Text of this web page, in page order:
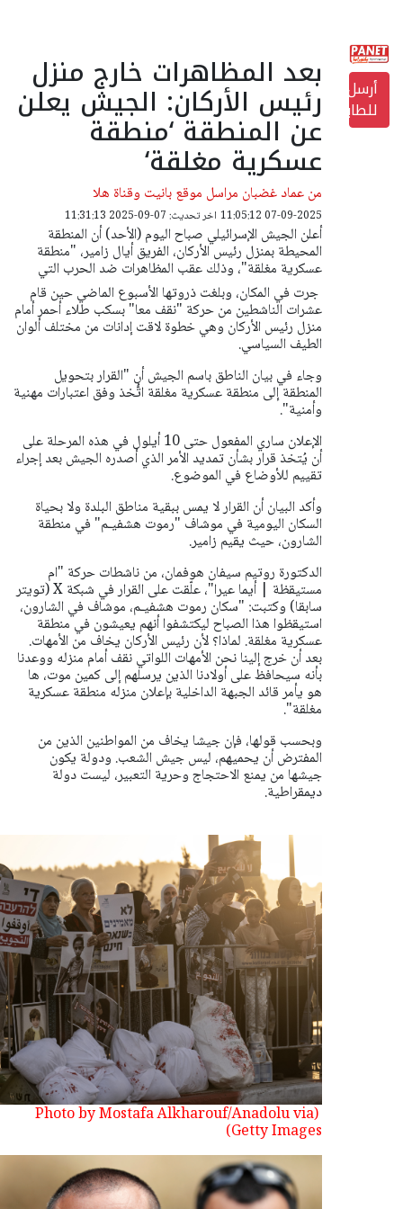
أرسل
للطابعة
بعد المظاهرات خارج منزل
رئيس الأركان: الجيش يعلن
عن المنطقة ‘منطقة
عسكرية مغلقة‘
من عماد غضبان مراسل موقع بانيت وقناة هلا
07-09-2025 11:05:12 اخر تحديث: 07-09-2025 11:31:13
أعلن الجيش الإسرائيلي صباح اليوم (الأحد) أن المنطقة
المحيطة بمنزل رئيس الأركان، الفريق أيال زامير، "منطقة
عسكرية مغلقة"، وذلك عقب المظاهرات ضد الحرب التي
جرت في المكان، وبلغت ذروتها الأسبوع الماضي حين قام
عشرات الناشطين من حركة "نقف معا" بسكب طلاء أحمر أمام
منزل رئيس الأركان وهي خطوة لاقت إدانات من مختلف ألوان
الطيف السياسي.
وجاء في بيان الناطق باسم الجيش أن "القرار بتحويل
المنطقة إلى منطقة عسكرية مغلقة اتُّخذ وفق اعتبارات مهنية
وأمنية".
الإعلان ساري المفعول حتى 10 أيلول في هذه المرحلة على
أن يُتخذ قرار بشأن تمديد الأمر الذي أصدره الجيش بعد إجراء
تقييم للأوضاع في الموضوع.
وأكد البيان أن القرار لا يمس ببقية مناطق البلدة ولا بحياة
السكان اليومية في موشاف "رموت هشفيـم" في منطقة
الشارون، حيث يقيم زامير.
الدكتورة روتيم سيفان هوفمان، من ناشطات حركة "ام
مستيقظة | أيما عيرا"، علّقت على القرار في شبكة X (تويتر
سابقا) وكتبت: "سكان رموت هشفيـم، موشاف في الشارون،
استيقظوا هذا الصباح ليكتشفوا أنهم يعيشون في منطقة
عسكرية مغلقة. لماذا؟ لأن رئيس الأركان يخاف من الأمهات.
بعد أن خرج إلينا نحن الأمهات اللواتي نقف أمام منزله ووعدنا
بأنه سيحافظ على أولادنا الذين يرسلهم إلى كمين موت، ها
هو يأمر قائد الجبهة الداخلية بإعلان منزله منطقة عسكرية
مغلقة".
وبحسب قولها، فإن جيشا يخاف من المواطنين الذين من
المفترض أن يحميهم، ليس جيش الشعب. ودولة يكون
جيشها من يمنع الاحتجاج وحرية التعبير، ليست دولة
ديمقراطية.
(Photo by Mostafa Alkharouf/Anadolu via
Getty Images)